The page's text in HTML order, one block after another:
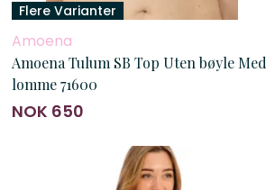
Flere Varianter
Amoena
Amoena Tulum SB Top Uten bøyle Med
lomme 71600
NOK 650